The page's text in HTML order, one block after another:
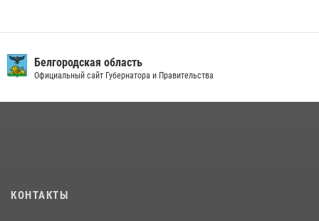
беседу по профилактике аварийности
09 июля 2026, 10:07
Белгородская область
Официальный сайт Губернатора и Правительства
КОНТАКТЫ